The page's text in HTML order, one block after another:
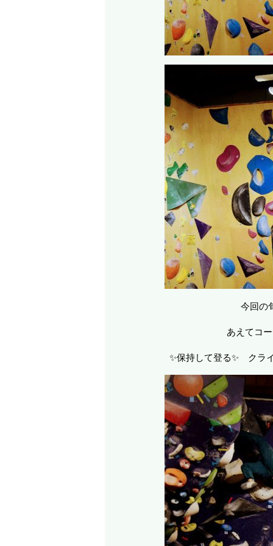
今回の
あえてコ
✨保持して登る✨ クラ